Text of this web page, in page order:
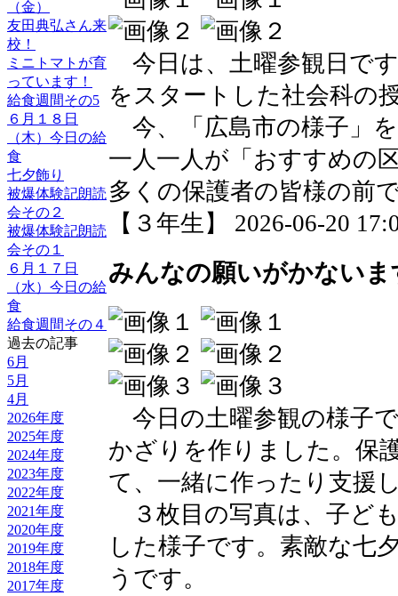
（金）
友田典弘さん来
校！
ミニトマトが育
っています！
給食週間その5
６月１８日
（木）今日の給
食
七夕飾り
被爆体験記朗読
会その２
被爆体験記朗読
会その１
６月１７日
（水）今日の給
食
給食週間その４
過去の記事
6月
5月
4月
2026年度
2025年度
2024年度
2023年度
2022年度
2021年度
2020年度
2019年度
2018年度
2017年度
今日は、土曜参観日で
をスタートした社会科の
今、「広島市の様子」
一人一人が「おすすめの
多くの保護者の皆様の前
【３年生】 2026-06-20
みんなの願いがかない
今日の土曜参観の様子
かざりを作りました。保
て、一緒に作ったり支援
３枚目の写真は、子ど
した様子です。素敵な七
うです。